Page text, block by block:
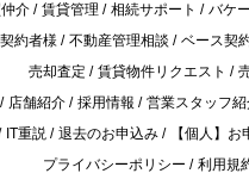
介 賃貸管理 相続サポート バケ
約者様
不動産管理相談
ベース契
売却査定
賃貸物件リクエスト
店舗紹介 採用情報 営業スタッフ
IT重説 退去のお申込み 【個人】
プライバシーポリシー
利用規